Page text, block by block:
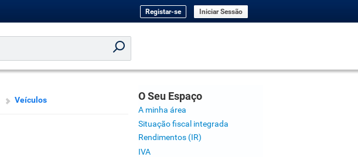
Registar-se Iniciar Sessão
Veículos O Seu Espaço
A minha área
Situação fiscal integrada
Rendimentos (IR)
IVA